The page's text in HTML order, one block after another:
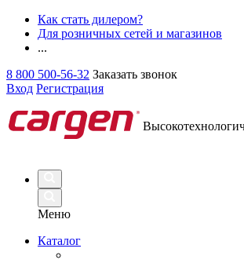
Как стать дилером?
Для розничных сетей и магазинов
...
8 800 500-56-32 Заказать звонок
Вход Регистрация
Меню
Каталог